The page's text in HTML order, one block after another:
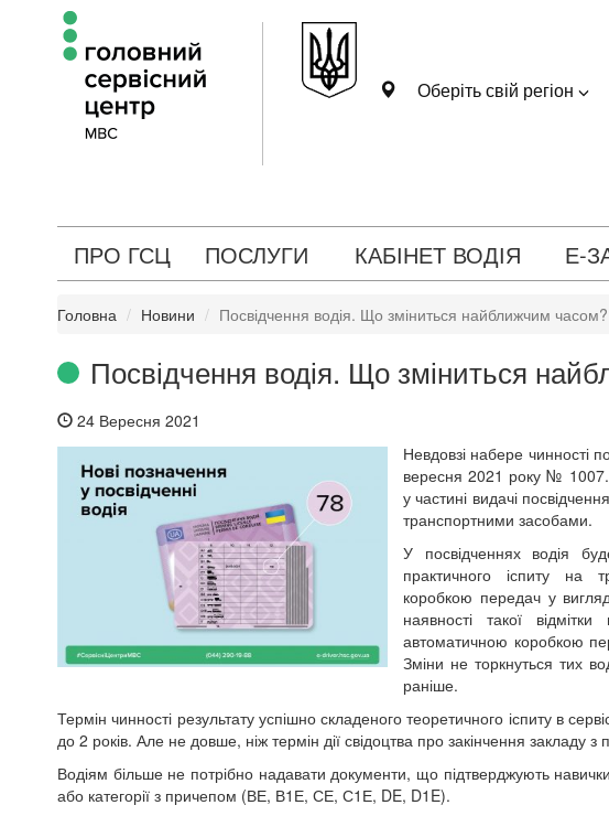
Оберіть свій регіон
ПРО ГСЦ ПОСЛУГИ КАБІНЕТ ВОДІЯ Е-
Головна Новини Посвідчення водія. Що зміниться найближчим часом?
Посвідчення водія. Що зміниться
24 Вересня 2021
Невдовзі набере чинності
вересня 2021 року №
у частині видачі
транспортними засобами.
У посвідченнях водія
практичного іспиту на
коробкою передач у
наявності такої
автоматичною коробкою
Зміни не торкнуться тих
раніше.
Термін чинності результату успішно складеного теоретичного іспиту в
до 2 років. Але не довше, ніж термін дії свідоцтва про закінчення закладу з
Водіям більше не потрібно надавати документи, що підтверджують навички
або категорії з причепом (ВЕ, В1Е, СЕ, С1Е, DE, D1E).